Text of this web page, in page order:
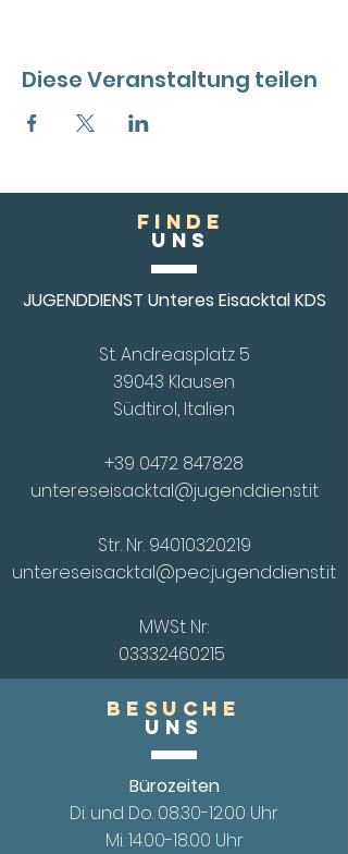
Diese Veranstaltung teilen
FINDE
Uns
JUGENDDIENST Unteres Eisacktal KDS
St. Andreasplatz 5
39043 Klausen
Südtirol, Italien
+39 0472 847828
untereseisacktal@jugenddienst.it
Str. Nr. 94010320219
untereseisacktal@pec.jugenddienst.it
MWSt Nr:
03332460215
Besuche
UnS
Bürozeiten
Di. und Do. 08.30-12.00 Uhr
Mi. 14.00-18.00 Uhr